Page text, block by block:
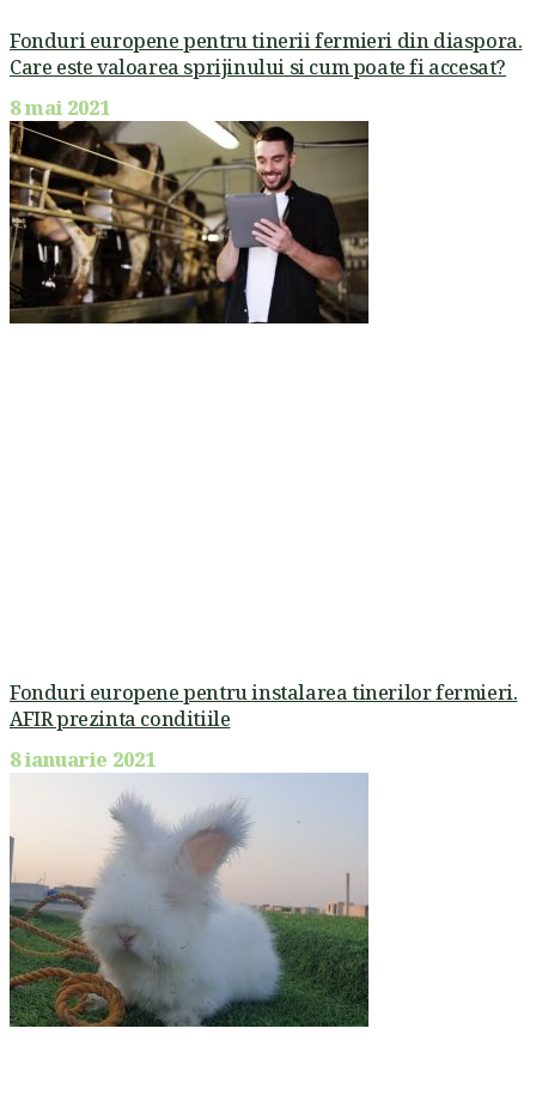
Fonduri europene pentru tinerii fermieri din diaspora.
Care este valoarea sprijinului si cum poate fi accesat?
8 mai 2021
Fonduri europene pentru instalarea tinerilor fermieri.
AFIR prezinta conditiile
8 ianuarie 2021